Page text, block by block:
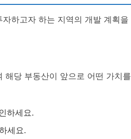
하고자 하는 지역의 개발 계획을
해당 부동산이 앞으로 어떤 가치를
하세요.
세요.